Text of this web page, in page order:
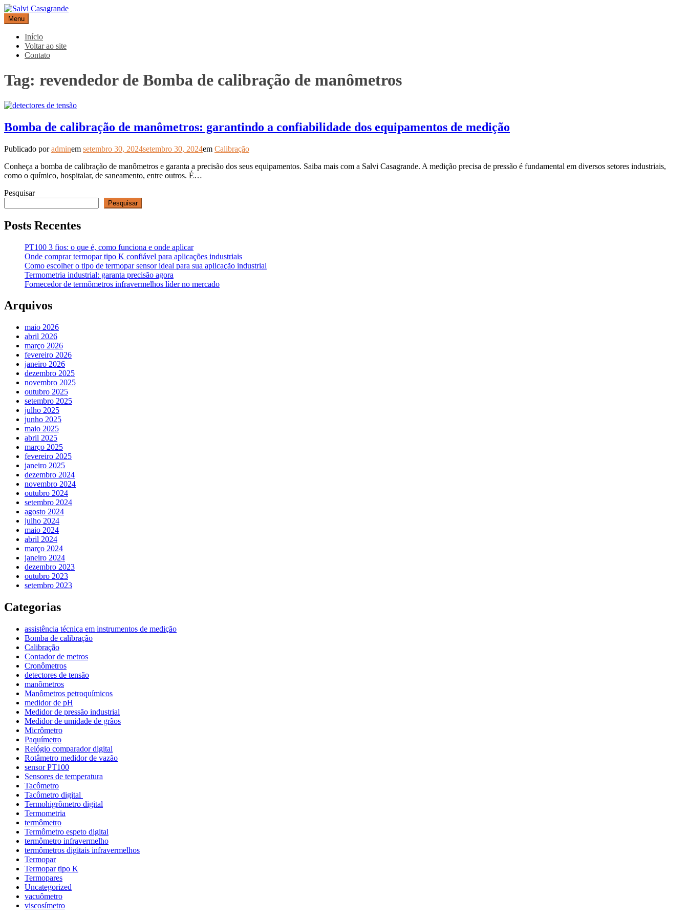
Pular
para
o
conteúdo
Salvi Casagrande
Especialistas em equipamentos de medição e automação
Menu
Início
Voltar ao site
Contato
Tag: revendedor de Bomba de calibração de manômetros
Bomba de calibração de manômetros: garantindo a confiabilidade dos equipamentos de medição
Publicado poradminem setembro 30, 2024setembro 30, 2024em Calibração
Conheça a bomba de calibração de manômetros e garanta a precisão dos seus equipamentos. Saiba mais com a Salvi Casagrande. A medição precisa de pressão é fundamental em diversos setores industriais,
como o químico, hospitalar, de saneamento, entre outros. É…
Pesquisar
Pesquisar
Posts Recentes
PT100 3 fios: o que é, como funciona e onde aplicar
Onde comprar termopar tipo K confiável para aplicações industriais
Como escolher o tipo de termopar sensor ideal para sua aplicação industrial
Termometria industrial: garanta precisão agora
Fornecedor de termômetros infravermelhos líder no mercado
Arquivos
maio 2026
abril 2026
março 2026
fevereiro 2026
janeiro 2026
dezembro 2025
novembro 2025
outubro 2025
setembro 2025
julho 2025
junho 2025
maio 2025
abril 2025
março 2025
fevereiro 2025
janeiro 2025
dezembro 2024
novembro 2024
outubro 2024
setembro 2024
agosto 2024
julho 2024
maio 2024
abril 2024
março 2024
janeiro 2024
dezembro 2023
outubro 2023
setembro 2023
Categorias
assistência técnica em instrumentos de medição
Bomba de calibração
Calibração
Contador de metros
Cronômetros
detectores de tensão
manômetros
Manômetros petroquímicos
medidor de pH
Medidor de pressão industrial
Medidor de umidade de grãos
Micrômetro
Paquímetro
Relógio comparador digital
Rotâmetro medidor de vazão
sensor PT100
Sensores de temperatura
Tacômetro
Tacômetro digital
Termohigrômetro digital
Termometria
termômetro
Termômetro espeto digital
termômetro infravermelho
termômetros digitais infravermelhos
Termopar
Termopar tipo K
Termopares
Uncategorized
vacuômetro
viscosímetro